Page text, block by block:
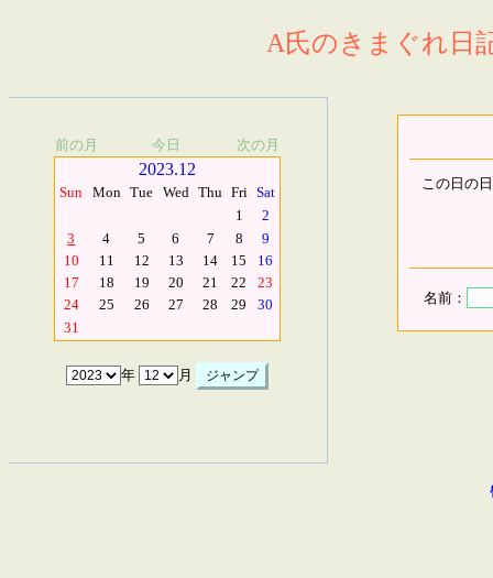
A氏のきまぐれ日
前の月 今日 次の月
2023.12
Sun Mon Tue Wed Thu Fri Sat
1
2
3
4 5 6 7 8
9
10
11 12 13 14 15
16
17
18 19 20 21 22
23
24
25 26 27 28 29
30
31
年 月
この日の
名前：